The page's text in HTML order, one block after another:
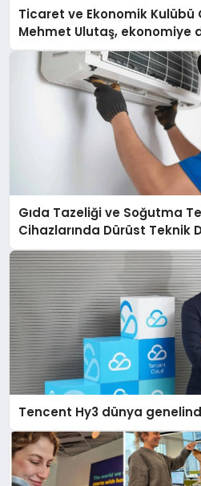
Ticaret ve Ekonomik Kulübü
Mehmet Ulutaş, ekonomiye
açıklamada şunları
Gıda Tazeliği ve Soğutma
Cihazlarında Dürüst Teknik
Tencent Hy3 dünya